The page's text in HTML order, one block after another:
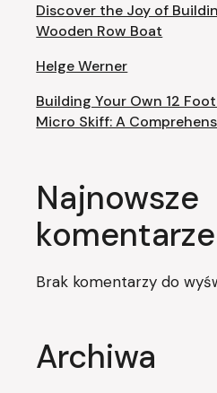
Discover the Joy of
Wooden Row Boat
Helge Werner
Building Your Own 12
Micro Skiff: A
Najnowsze
komentarze
Brak komentarzy do
Archiwa